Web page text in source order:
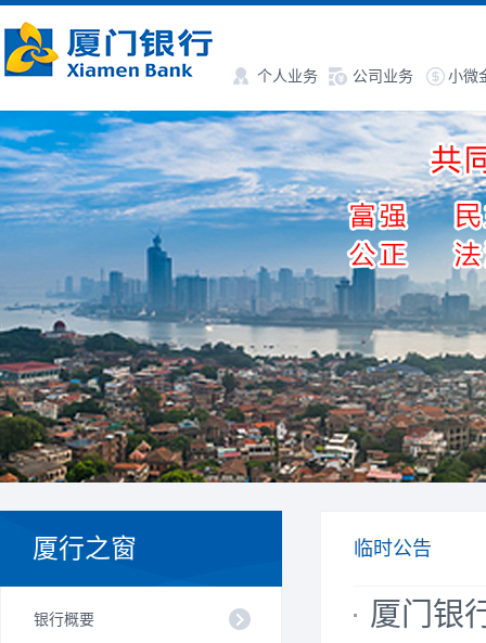
个人业务 公司业务 小微
厦行之窗
银行概要
临时公告
厦门银